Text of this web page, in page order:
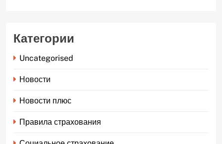
Категории
Uncategorised
Новости
Новости плюс
Правила страхования